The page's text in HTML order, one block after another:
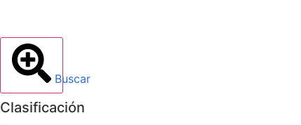
Buscar
Clasificación